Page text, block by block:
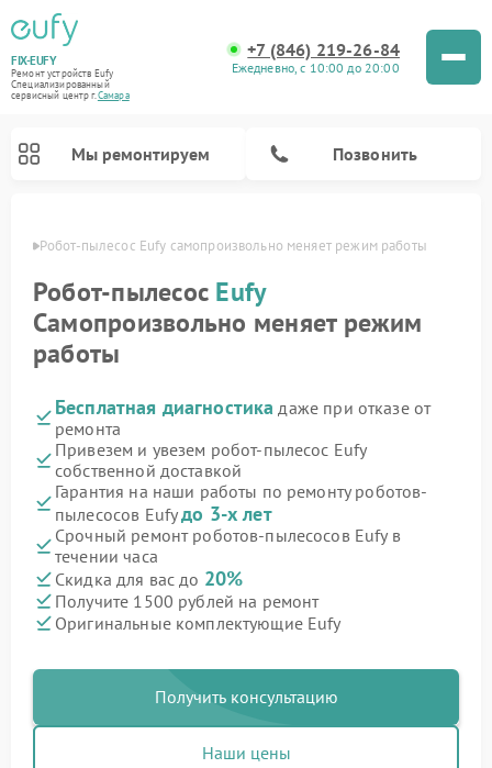
FIX-EUFY
Ремонт устройств Eufy
Специализированный
cервисный центр г.Самара
+7 (846) 219-26-84
Ежедневно, с 10:00 до 20:00
Мы ремонтируем Позвонить
Робот-пылесос Eufy самопроизвольно меняет режим работы
Робот-пылесос Eufy
Самопроизвольно меняет режим
работы
Бесплатная диагностика даже при отказе от
ремонта
Привезем и увезем робот-пылесос Eufy
собственной доставкой
Гарантия на наши работы по ремонту роботов-
пылесосов Eufyдо 3-х лет
Срочный ремонт роботов-пылесосов Eufy в
течении часа
Скидка для вас до 20%
Получите 1500 рублей на ремонт
Оригинальные комплектующие Eufy
Получить консультацию
Наши цены